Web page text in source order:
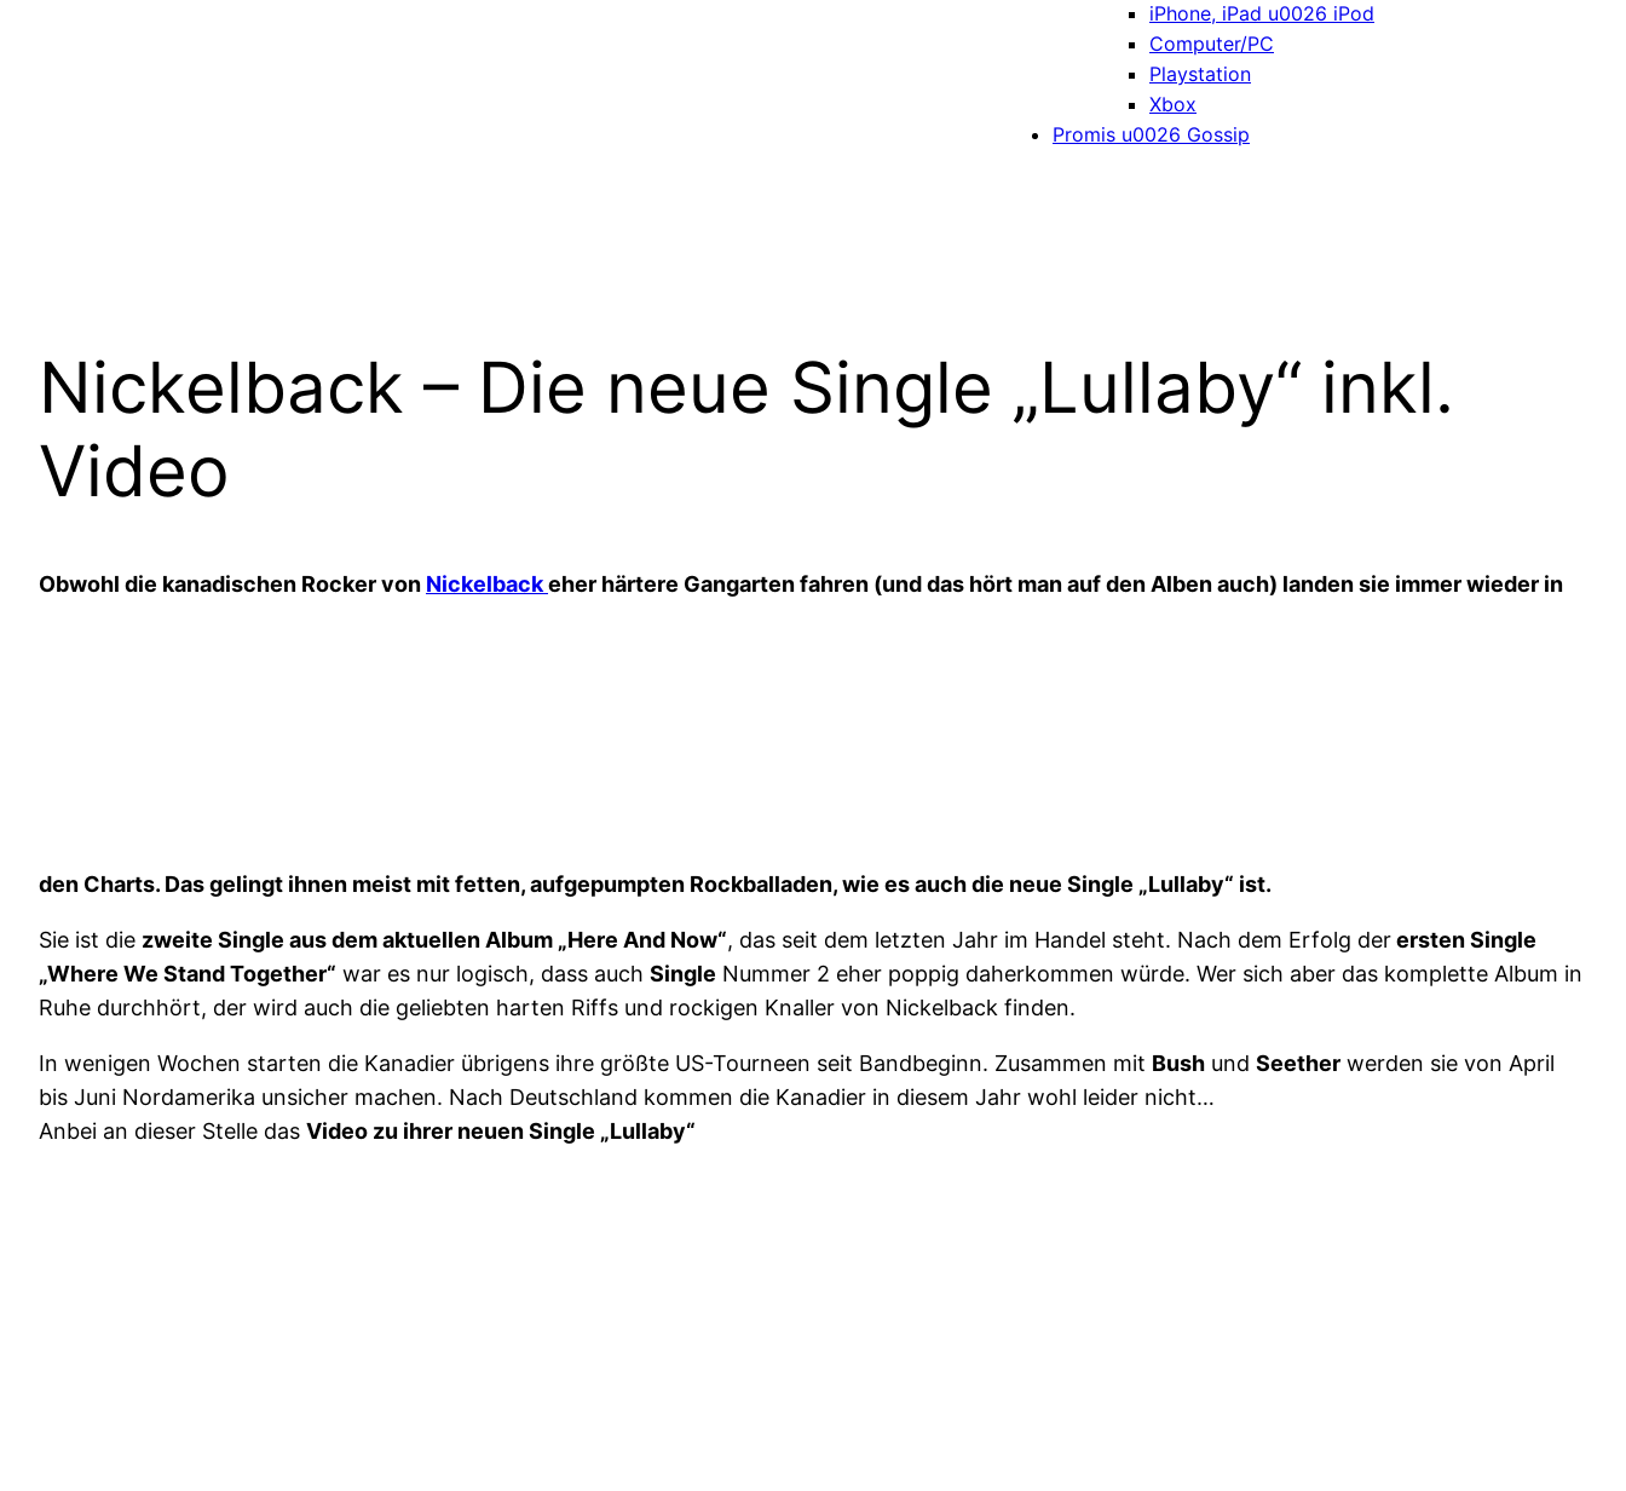
iPhone, iPad u0026 iPod
Computer/PC
Playstation
Xbox
Promis u0026 Gossip
Nickelback – Die neue Single „Lullaby“ inkl.
Video
Obwohl die kanadischen Rocker von Nickelbackeher härtere Gangarten fahren (und das hört man auf den Alben auch) landen sie immer wieder in
den Charts. Das gelingt ihnen meist mit fetten, aufgepumpten Rockballaden, wie es auch die neue Single „Lullaby“ ist.
Sie ist die zweite Single aus dem aktuellen Album „Here And Now“, das seit dem letzten Jahr im Handel steht. Nach dem Erfolg derersten Single
„Where We Stand Together“ war es nur logisch, dass auch Single Nummer 2 eher poppig daherkommen würde. Wer sich aber das komplette Album in
Ruhe durchhört, der wird auch die geliebten harten Riffs und rockigen Knaller von Nickelback finden.
In wenigen Wochen starten die Kanadier übrigens ihre größte US-Tourneen seit Bandbeginn. Zusammen mit Bush und Seether werden sie von April
bis Juni Nordamerika unsicher machen. Nach Deutschland kommen die Kanadier in diesem Jahr wohl leider nicht…
Anbei an dieser Stelle das Video zu ihrer neuen Single „Lullaby“